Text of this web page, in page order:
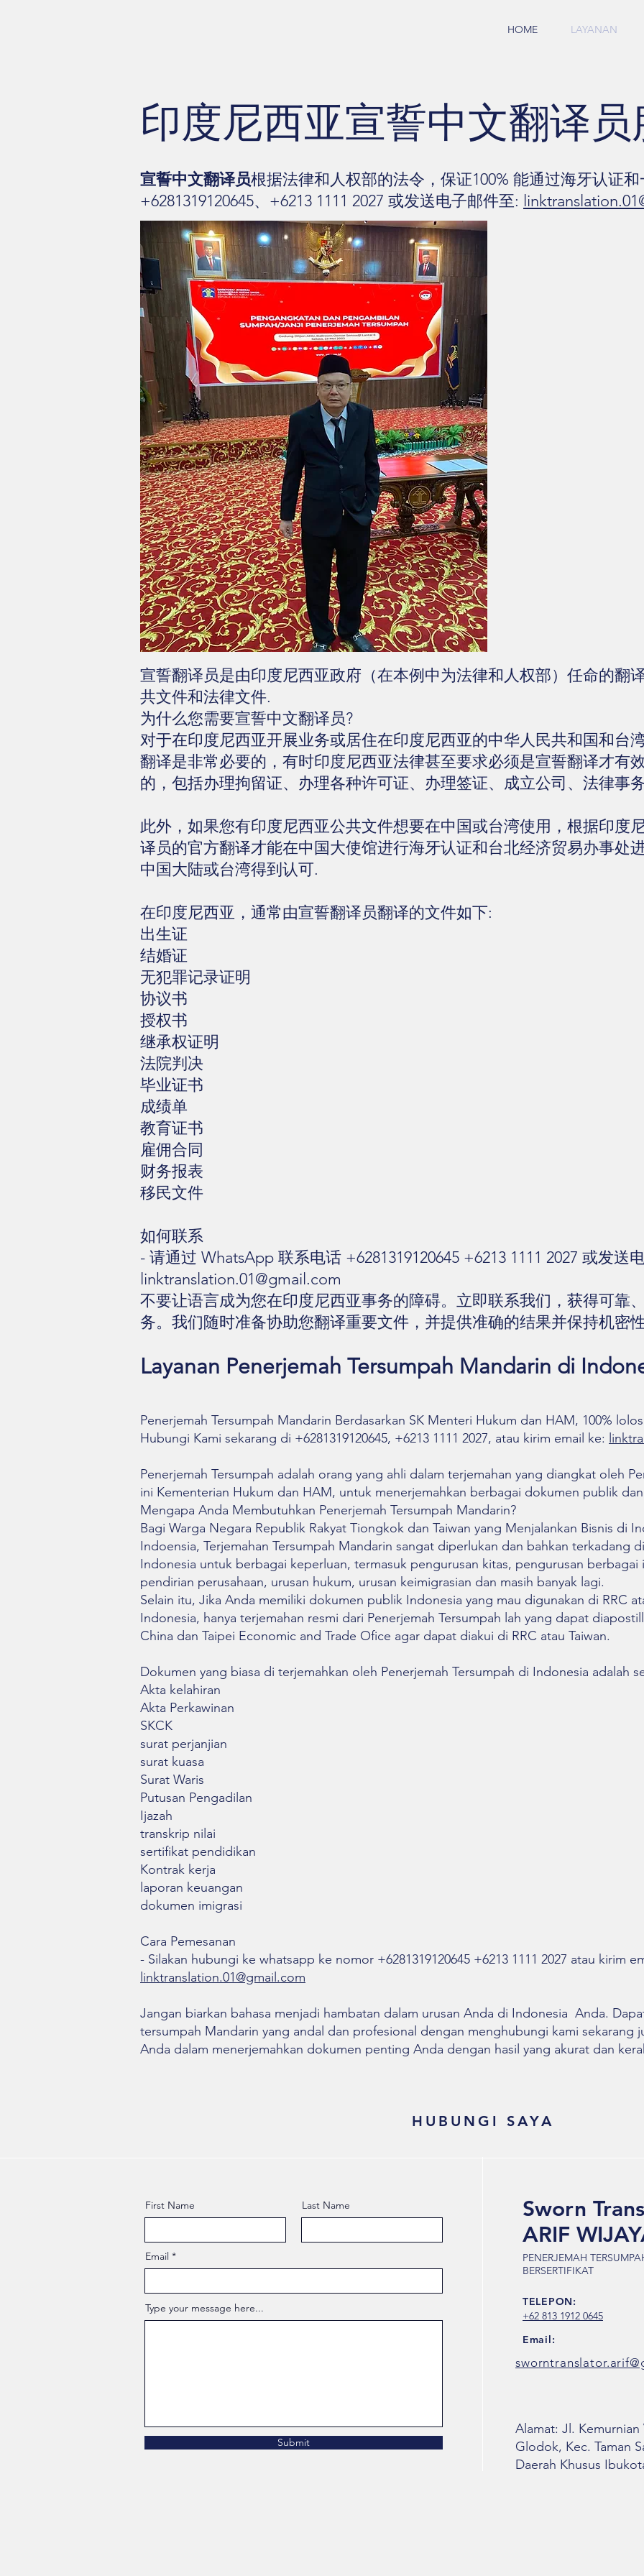
HOME LAYANAN
印度尼西亚宣誓中文翻译员
宣誓中文翻译员根据法律和人权部的法令，保证100% 能通过海牙认证
+6281319120645、+6213 1111 2027 或发送电子邮件至:
宣誓翻译员是由印度尼西亚政府（在本例中为法律和人权部）任命的翻
共文件和法律文件.
为什么您需要宣誓中文翻译员?
对于在印度尼西亚开展业务或居住在印度尼西亚的中华人民共和国和台
翻译是非常必要的，有时印度尼西亚法律甚至要求必须是宣誓翻译才有
的，包括办理拘留证、办理各种许可证、办理签证、成立公司、法律事
此外，如果您有印度尼西亚公共文件想要在中国或台湾使用，根据印度
译员的官方翻译才能在中国大使馆进行海牙认证和台北经济贸易办事处
中国大陆或台湾得到认可.
在印度尼西亚，通常由宣誓翻译员翻译的文件如下:
出生证
结婚证
无犯罪记录证明
协议书
授权书
继承权证明
法院判决
毕业证书
成绩单
教育证书
雇佣合同
财务报表
移民文件
如何联系
- 请通过 WhatsApp 联系电话 +6281319120645 +6213 1111 2027 或发送
linktranslation.01@gmail.com
不要让语言成为您在印度尼西亚事务的障碍。立即联系我们，获得可靠
务。我们随时准备协助您翻译重要文件，并提供准确的结果并保持机密
Layanan Penerjemah Tersumpah Mandarin di
Penerjemah Tersumpah Mandarin Berdasarkan SK Menteri Hukum dan HAM, 100%
Hubungi Kami sekarang di +6281319120645, +6213 1111 2027, atau kirim email ke:
Penerjemah Tersumpah adalah orang yang ahli dalam terjemahan yang diangkat oleh
ini Kementerian Hukum dan HAM, untuk menerjemahkan berbagai dokumen publik
Mengapa Anda Membutuhkan Penerjemah Tersumpah Mandarin?
Bagi Warga Negara Republik Rakyat Tiongkok dan Taiwan yang Menjalankan Bisnis di
Indoensia, Terjemahan Tersumpah Mandarin sangat diperlukan dan bahkan terkadang
Indonesia untuk berbagai keperluan, termasuk pengurusan kitas, pengurusan berbagai
pendirian perusahaan, urusan hukum, urusan keimigrasian dan masih banyak lagi.
Selain itu, Jika Anda memiliki dokumen publik Indonesia yang mau digunakan di RRC
Indonesia, hanya terjemahan resmi dari Penerjemah Tersumpah lah yang dapat
China dan Taipei Economic and Trade Ofice agar dapat diakui di RRC atau Taiwan.
Dokumen yang biasa di terjemahkan oleh Penerjemah Tersumpah di Indonesia adalah
Akta kelahiran
Akta Perkawinan
SKCK
surat perjanjian
surat kuasa
Surat Waris
Putusan Pengadilan
Ijazah
transkrip nilai
sertifikat pendidikan
Kontrak kerja
laporan keuangan
dokumen imigrasi
Cara Pemesanan
- Silakan hubungi ke whatsapp ke nomor +6281319120645 +6213 1111 2027 atau kirim
linktranslation.01@gmail.com
Jangan biarkan bahasa menjadi hambatan dalam urusan Anda di Indonesia Anda.
tersumpah Mandarin yang andal dan profesional dengan menghubungi kami sekarang
Anda dalam menerjemahkan dokumen penting Anda dengan hasil yang akurat dan
HUBUNGI SAYA
Sworn
ARIF
First Name Last Name
Email
Type your message here...
Submit
PENERJEMAH
BERSERTIFIKAT
TELEPON:
+62 813 1912 0645
Email:
Alamat: Jl. Kemurnian
Glodok, Kec. Taman
Daerah Khusus